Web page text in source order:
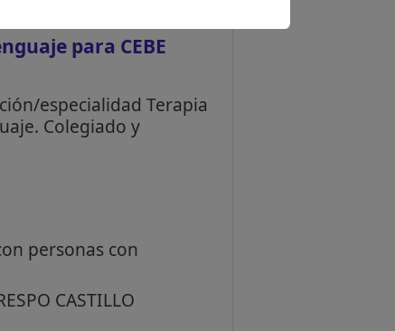
para CEBE
especialidad Terapia
Colegiado y
personas con
CASTILLO